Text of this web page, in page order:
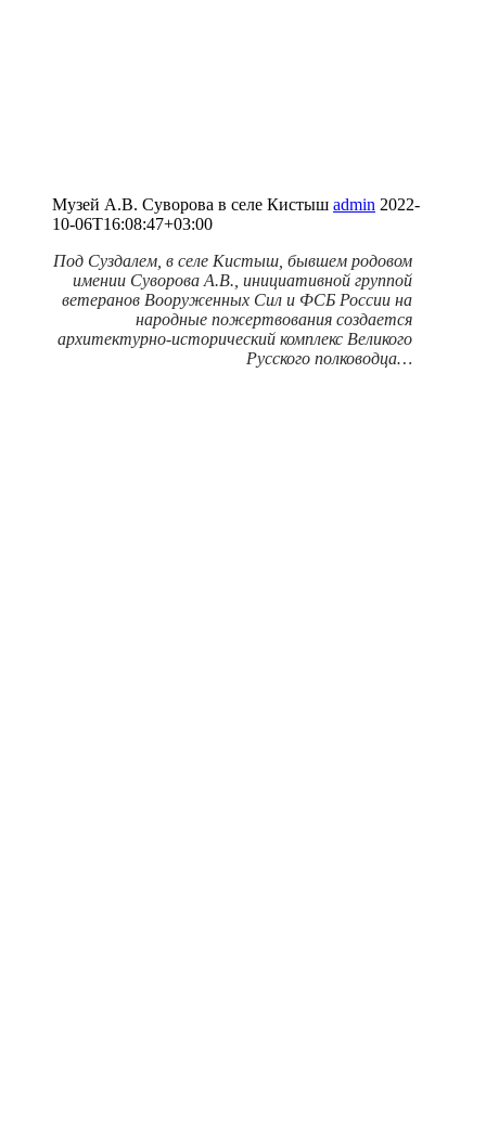
Музей А.В. Суворова в селе Кистыш admin 2022-
10-06T16:08:47+03:00
Под Суздалем, в селе Кистыш, бывшем родовом
имении Суворова А.В., инициативной группой
ветеранов Вооруженных Сил и ФСБ России на
народные пожертвования создается
архитектурно-исторический комплекс Великого
Русского полководца…